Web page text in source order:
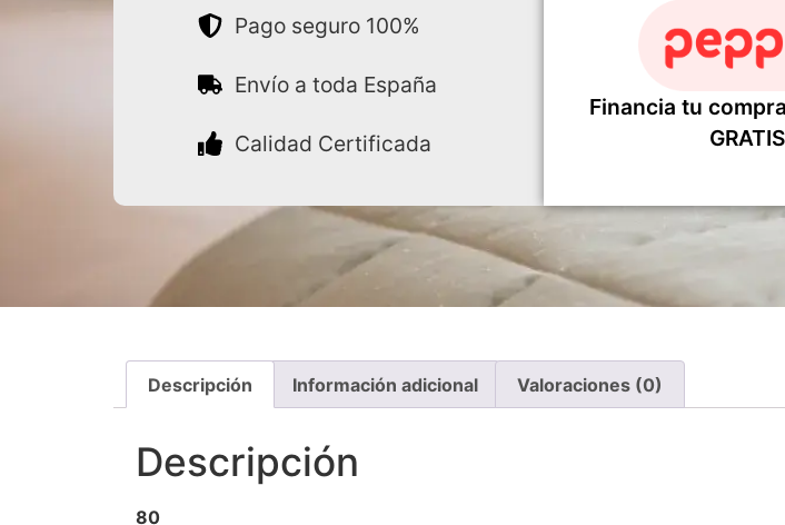
Pago seguro 100%
Envío a toda España
Calidad Certificada
Financia tu
GRATIS
Descripción Información adicional Valoraciones (0)
Descripción
80